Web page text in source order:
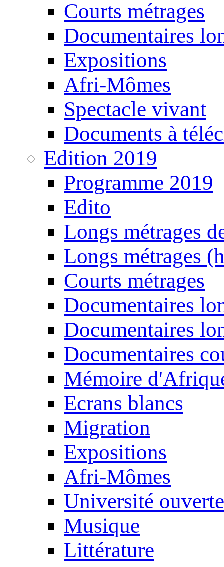
Courts métrages
Documentaires
Expositions
Afri-Mômes
Spectacle vivant
Documents à
Edition 2019
Programme 2019
Edito
Longs métrages
Longs métrages
Courts métrages
Documentaires
Documentaires
Documentaires
Mémoire
Ecrans blancs
Migration
Expositions
Afri-Mômes
Université ouverte
Musique
Littérature